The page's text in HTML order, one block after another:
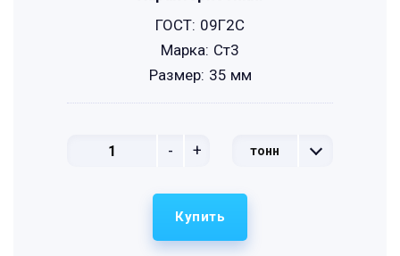
- + тонн
ГОСТ: 09Г2С
Марка: Ст3
Размер: 35 мм
Купить